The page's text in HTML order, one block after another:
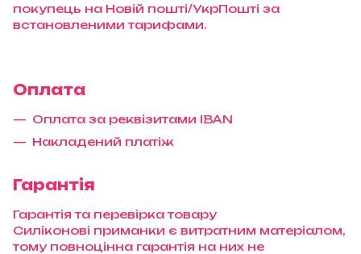
покупець на Новій пошті/УкрПошті за
встановленими тарифами.
Оплата
Оплата за реквізитами IBAN
Накладений платіж
Гарантія
Гарантія та перевірка товару
Силіконові приманки є витратним матеріалом,
тому повноцінна гарантія на них не